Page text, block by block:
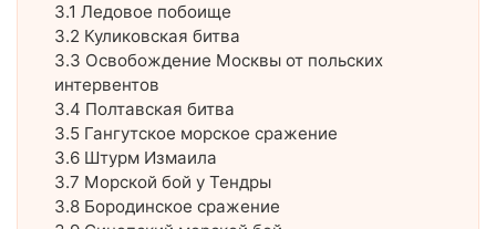
3.1 Ледовое побоище
3.2 Куликовская битва
3.3 Освобождение Москвы от польских
интервентов
3.4 Полтавская битва
3.5Гангутское морское сражение
3.6Штурм Измаила
3.7 Морской бой у Тендры
3.8Бородинское сражение